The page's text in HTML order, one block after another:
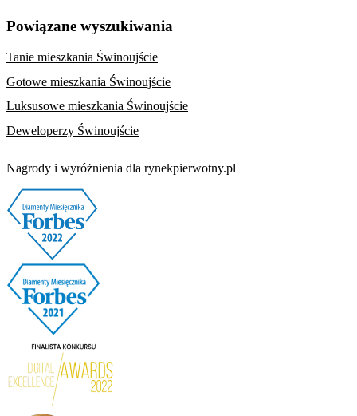
Powiązane wyszukiwania
Tanie mieszkania Świnoujście
Gotowe mieszkania Świnoujście
Luksusowe mieszkania Świnoujście
Deweloperzy Świnoujście
Nagrody i wyróżnienia dla rynekpierwotny.pl